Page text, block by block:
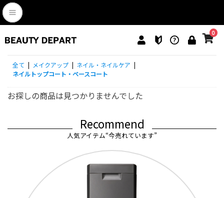
0
全て | メイクアップ | ネイル・ネイルケア |
ネイルトップコート・ベースコート
お探しの商品は見つかりませんでした
Recommend
人気アイテム“今売れています”